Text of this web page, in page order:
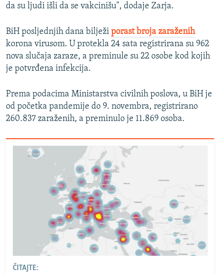
da su ljudi išli da se vakcinišu", dodaje Zarja.
BiH posljednjih dana bilježi porast broja zaraženih
korona virusom. U protekla 24 sata registrirana su 962
nova slučaja zaraze, a preminule su 22 osobe kod kojih
je potvrđena infekcija.
Prema podacima Ministarstva civilnih poslova, u BiH je
od početka pandemije do 9. novembra, registrirano
260.837 zaraženih, a preminulo je 11.869 osoba.
ČITAJTE: